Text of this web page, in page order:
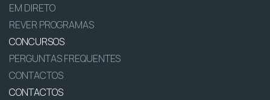
EM DIRETO
REVER PROGRAMAS
CONCURSOS
PERGUNTAS FREQUENTES
CONTACTOS
CONTACTOS